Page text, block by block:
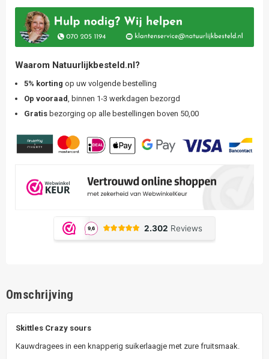
Waarom Natuurlijkbesteld.nl?
5% korting op uw volgende bestelling
Op vooraad, binnen 1-3 werkdagen bezorgd
Gratis bezorging op alle bestellingen boven 50,00
Omschrijving
Skittles Crazy sours
Kauwdragees in een knapperig suikerlaagje met zure fruitsmaak.